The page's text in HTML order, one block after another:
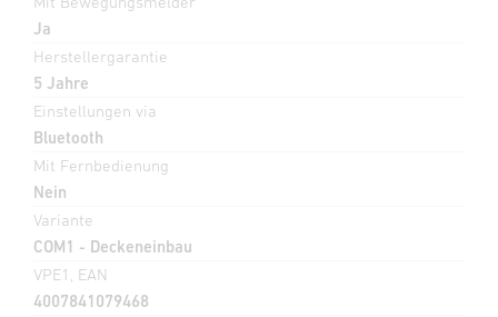
Ja
Herstellergarantie
5 Jahre
Einstellungen via
Bluetooth
Mit Fernbedienung
Nein
Variante
COM1 - Deckeneinbau
VPE1, EAN
4007841079468